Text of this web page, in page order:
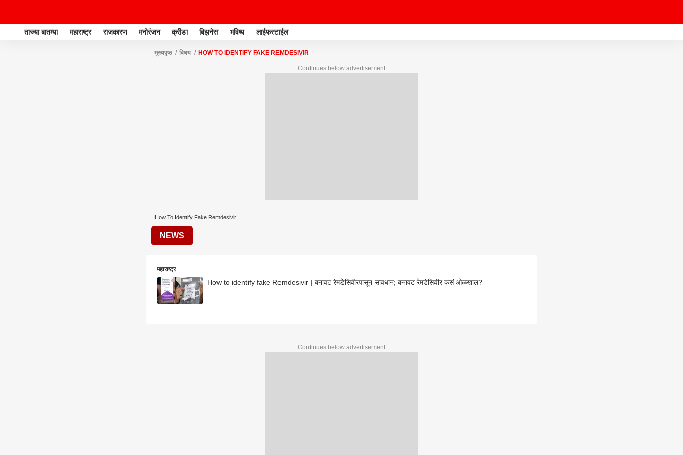
ताज्या बातम्या महाराष्ट्र राजकारण मनोरंजन क्रीडा बिझनेस भविष्य लाईफस्टाईल
मुख्यपृष्ठ विषय HOW TO IDENTIFY FAKE REMDESIVIR
Continues below advertisement
How To Identify Fake Remdesivir
NEWS
महाराष्ट्र
How to identify fake Remdesivir | बनावट रेमडेसिवीरपासून सावधान; बनावट रेमडेसिवीर कसं ओळखाल?
Continues below advertisement